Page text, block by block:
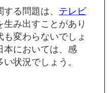
る問題は、 テレビ
み出すことがあり
変わらないでしょ
本においては、感
状況でしょう。